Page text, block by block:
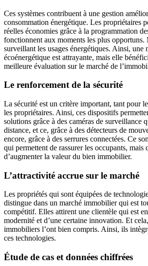
Ces systèmes contribuent à une gestion
consommation énergétique. Les propriétaires
réelles économies grâce à la programmation
fonctionnent aux moments les plus opportuns.
surveillant les usages énergétiques. Ainsi, une
écoénergétique est attrayante, mais elle
meilleure évaluation sur le marché de
Le renforcement de la sécurité
La sécurité est un critère important, tant pour
les propriétaires. Ainsi, ces dispositifs
solutions grâce à des caméras de surveillance
distance, et ce, grâce à des détecteurs de
encore, grâce à des serrures connectées. Ce
qui permettent de rassurer les occupants, mais
d’augmenter la valeur du bien immobilier.
L’attractivité accrue sur le marché
Les propriétés qui sont équipées de
distingue dans un marché immobilier qui est
compétitif. Elles attirent une clientèle qui est
modernité et d’une certaine innovation. Et
immobiliers l’ont bien compris. Ainsi, ils
ces technologies.
Étude de cas et données chiffrées